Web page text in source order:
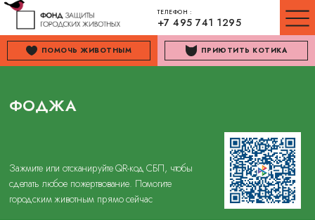
ТЕЛЕФОН :
+7 495 741 1295
ПОМОЧЬ ЖИВОТНЫМ ПРИЮТИТЬ КОТИКА
ФОДЖА
Зажмите или отсканируйте QR-код СБП, чтобы
сделать любое пожертвование. Помогите
городским животным прямо сейчас